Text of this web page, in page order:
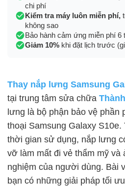
chi phí
Kiểm tra máy luôn miễn phí,
không sao
Bảo hành cảm ứng miễn phí 6
Giảm 10% khi đặt lịch trước
Thay nắp lưng Samsung
tại trung tâm sửa chữa
lưng là bộ phận bảo vệ phần
thoại Samsung Galaxy S10e.
thời gian sử dụng, nắp lưng
vỡ làm mất đi vẻ thẩm mỹ và
nghiệm của người dùng. Bài
bạn có những giải pháp tối